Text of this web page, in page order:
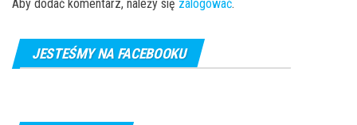
Aby dodać komentarz, należy się zalogować.
JESTEŚMY NA FACEBOOKU